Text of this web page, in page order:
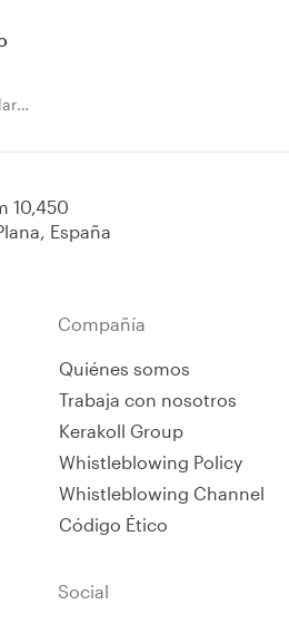
10,450
España
Compañía
Quiénes somos
Trabaja con nosotros
Kerakoll Group
Whistleblowing Policy
Whistleblowing Channel
Código Ético
Social